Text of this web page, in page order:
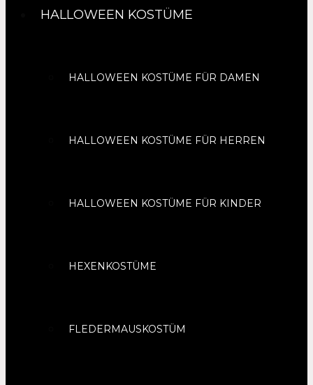
HALLOWEEN KOSTÜME
HALLOWEEN KOSTÜME FÜR DAMEN
HALLOWEEN KOSTÜME FÜR HERREN
HALLOWEEN KOSTÜME FÜR KINDER
HEXENKOSTÜME
FLEDERMAUSKOSTÜM